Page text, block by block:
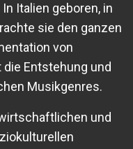
Italien geboren, in
sie den ganzen
von
Entstehung und
Musikgenres.
und